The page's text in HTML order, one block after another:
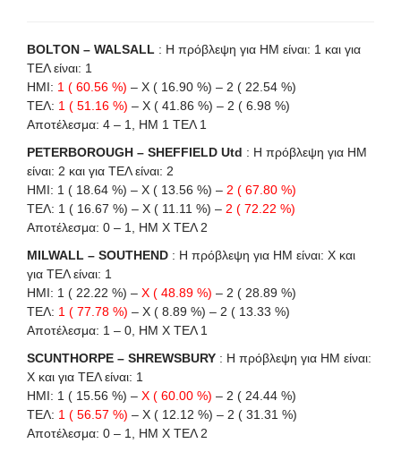
BOLTON – WALSALL : Η πρόβλεψη για HΜ είναι: 1 και για
ΤΕΛ είναι: 1
HΜI: 1 ( 60.56 %) – X ( 16.90 %) – 2 ( 22.54 %)
ΤΕΛ: 1 ( 51.16 %) – X ( 41.86 %) – 2 ( 6.98 %)
Αποτέλεσμα: 4 – 1, ΗΜ 1 ΤΕΛ 1
PETERBOROUGH – SHEFFIELD Utd : Η πρόβλεψη για HΜ
είναι: 2 και για ΤΕΛ είναι: 2
HΜI: 1 ( 18.64 %) – X ( 13.56 %) – 2 ( 67.80 %)
ΤΕΛ: 1 ( 16.67 %) – X ( 11.11 %) – 2 ( 72.22 %)
Αποτέλεσμα: 0 – 1, ΗΜ Χ ΤΕΛ 2
MILWALL – SOUTHEND : Η πρόβλεψη για HΜ είναι: X και
για ΤΕΛ είναι: 1
HΜI: 1 ( 22.22 %) – X ( 48.89 %) – 2 ( 28.89 %)
ΤΕΛ: 1 ( 77.78 %) – X ( 8.89 %) – 2 ( 13.33 %)
Αποτέλεσμα: 1 – 0, ΗΜ Χ ΤΕΛ 1
SCUNTHORPE – SHREWSBURY : Η πρόβλεψη για HΜ είναι:
X και για ΤΕΛ είναι: 1
HΜI: 1 ( 15.56 %) – X ( 60.00 %) – 2 ( 24.44 %)
ΤΕΛ: 1 ( 56.57 %) – X ( 12.12 %) – 2 ( 31.31 %)
Αποτέλεσμα: 0 – 1, ΗΜ Χ ΤΕΛ 2